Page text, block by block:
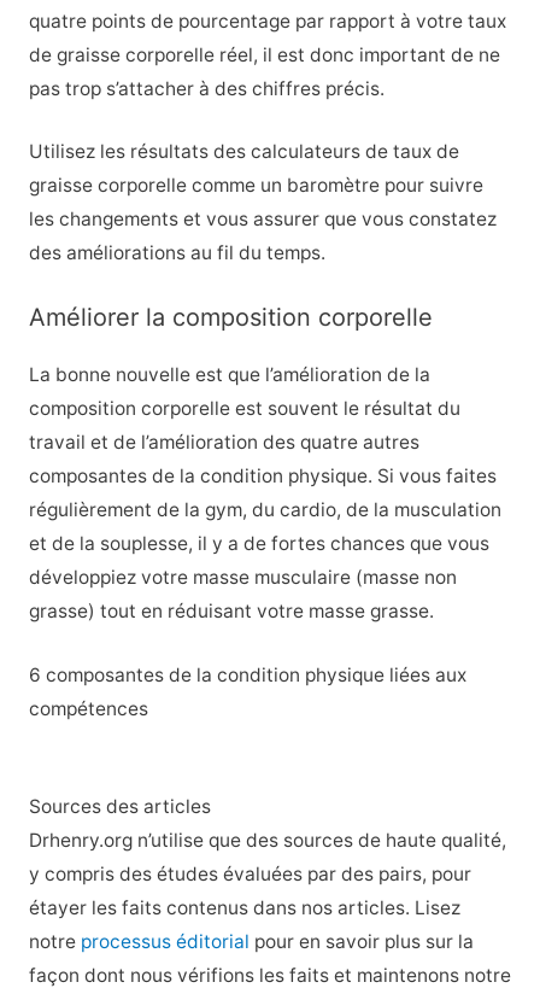
quatre points de pourcentage par rapport à votre taux
de graisse corporelle réel, il est donc important de ne
pas trop s’attacher à des chiffres précis.
Utilisez les résultats des calculateurs de taux de
graisse corporelle comme un baromètre pour suivre
les changements et vous assurer que vous constatez
des améliorations au fil du temps.
Améliorer la composition corporelle
La bonne nouvelle est que l’amélioration de la
composition corporelle est souvent le résultat du
travail et de l’amélioration des quatre autres
composantes de la condition physique. Si vous faites
régulièrement de la gym, du cardio, de la musculation
et de la souplesse, il y a de fortes chances que vous
développiez votre masse musculaire (masse non
grasse) tout en réduisant votre masse grasse.
6 composantes de la condition physique liées aux
compétences
Sources des articles
Drhenry.org n’utilise que des sources de haute qualité,
y compris des études évaluées par des pairs, pour
étayer les faits contenus dans nos articles. Lisez
notre processus éditorial pour en savoir plus sur la
façon dont nous vérifions les faits et maintenons notre